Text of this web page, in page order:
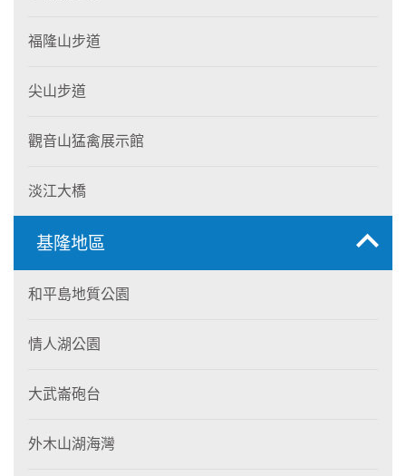
福隆山步道
尖山步道
觀音山猛禽展示館
淡江大橋
基隆地區
和平島地質公園
情人湖公園
大武崙砲台
外木山湖海灣